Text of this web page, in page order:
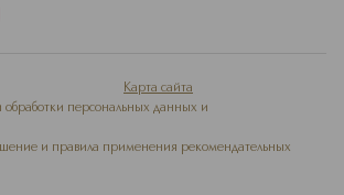
Карта сайта
обработки персональных данных и
и правила применения рекомендательных